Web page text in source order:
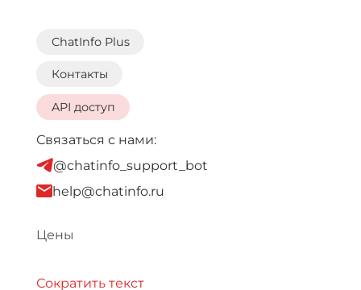
ChatInfo Plus
Контакты
API доступ
Связаться с нами:
@chatinfo_support_bot
help@chatinfo.ru
Цены
Сократить текст